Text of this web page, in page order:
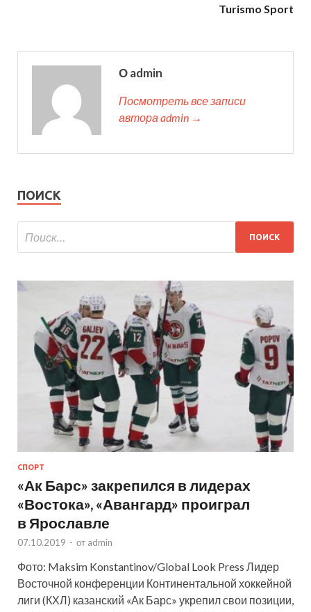
Turismo Sport
О admin
Посмотреть все записи
автора admin →
ПОИСК
СПОРТ
«Ак Барс» закрепился в лидерах
«Востока», «Авангард» проиграл
в Ярославле
07.10.2019 - от admin
Фото: Maksim Konstantinov/Global Look Press Лидер
Восточной конференции Континентальной хоккейной
лиги (КХЛ) казанский «Ак Барс» укрепил свои позиции,